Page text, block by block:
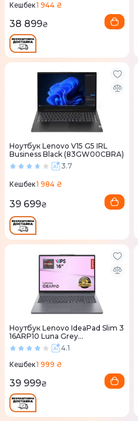
Кешбек1 944 ₴
38 899₴
Ноутбук Lenovo V15 G5 IRL
Business Black (83GW00CBRA)
3.7
Кешбек1 984 ₴
39 699₴
Ноутбук Lenovo IdeaPad Slim 3
16ARP10 Luna Grey
(83K800E9RA)4.1
Кешбек1 999 ₴
39 999₴